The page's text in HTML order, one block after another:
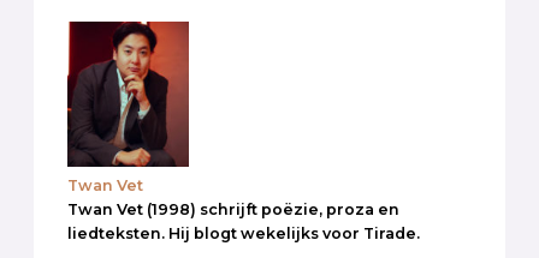
Twan Vet
Twan Vet (1998) schrijft poëzie, proza en
liedteksten. Hij blogt wekelijks voor Tirade.